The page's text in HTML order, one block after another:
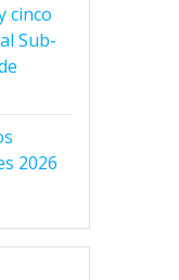
cinco
Sub-
2026